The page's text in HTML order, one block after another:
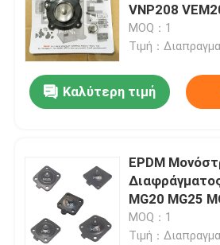
VNP208
VEM308
MOQ：1
Τιμή：
Καλύτερη τιμή
EPDM
MG20 MG25
MG100 για
Βαλβίδα
MOQ：1
Τιμή：